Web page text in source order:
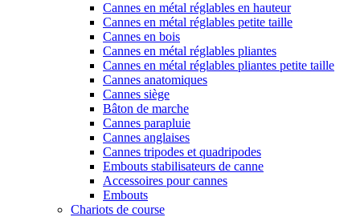
Cannes en métal réglables en hauteur
Cannes en métal réglables petite taille
Cannes en bois
Cannes en métal réglables pliantes
Cannes en métal réglables pliantes petite taille
Cannes anatomiques
Cannes siège
Bâton de marche
Cannes parapluie
Cannes anglaises
Cannes tripodes et quadripodes
Embouts stabilisateurs de canne
Accessoires pour cannes
Embouts
Chariots de course